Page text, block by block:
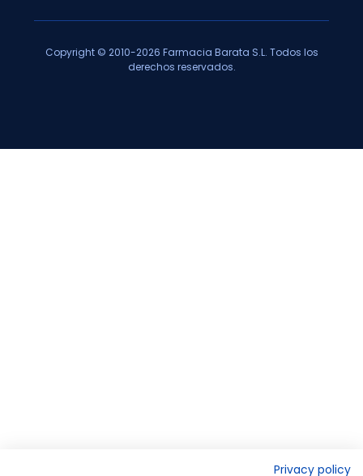
Copyright © 2010-2026 Farmacia Barata S.L. Todos los
derechos reservados.
Privacy policy